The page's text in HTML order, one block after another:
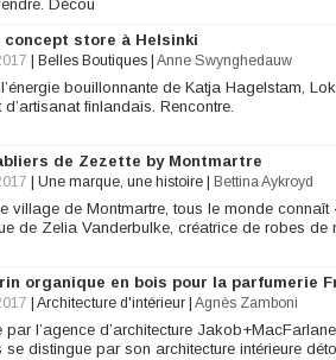
Décou
concept store à Helsinki
Belles Boutiques Anne Swynghedauw
bouillonnante de Katja Hagelstam,
d’artisanat finlandais. Rencontre.
de Zezette by Montmartre
Une marque, une histoire Bettina Aykroyd
village de Montmartre, tous le monde
de Zelia Vanderbulke, créatrice de robes de
organique en bois pour la parfumerie
Architecture d'intérieur Agnès Zamboni
par l’agence d’architecture
se distingue par son architecture intérieure